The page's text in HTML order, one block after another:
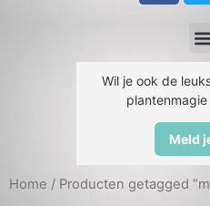
Wil je ook de
Meld
Home / Producten getagged